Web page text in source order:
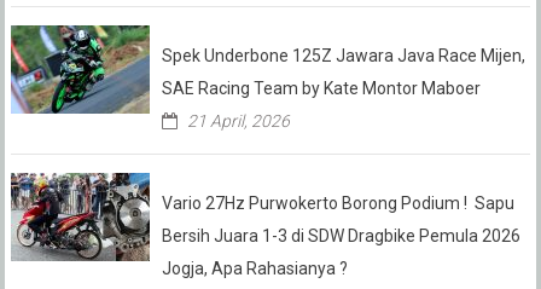
Spek Underbone 125Z Jawara Java Race Mijen,
SAE Racing Team by Kate Montor Maboer
21 April, 2026
Vario 27Hz Purwokerto Borong Podium ! Sapu
Bersih Juara 1-3 di SDW Dragbike Pemula 2026
Jogja, Apa Rahasianya ?